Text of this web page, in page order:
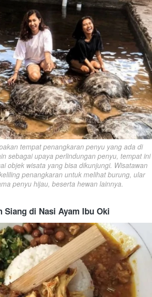
tempat penangkaran penyu yang ada di
sebagai upaya perlindungan penyu, tempat ini
objek wisata yang bisa dikunjungi. Wisatawan
penangkaran untuk melihat burung, ular
penyu hijau, beserta hewan lainnya.
Siang di Nasi Ayam Ibu Oki